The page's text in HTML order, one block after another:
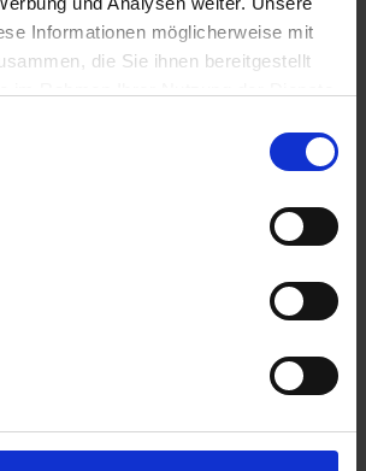
Informationen möglicherweise mit
die Sie ihnen bereitgestellt
Preis auf Anfrage
ALTERNATIVE
PRODUKTE